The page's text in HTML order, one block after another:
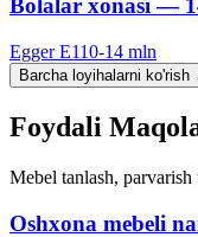
Bolalar xonasi —
Egger E110-14 mln
Barcha loyihalarni ko'rish
Foydali
Mebel tanlash,
Oshxona mebeli